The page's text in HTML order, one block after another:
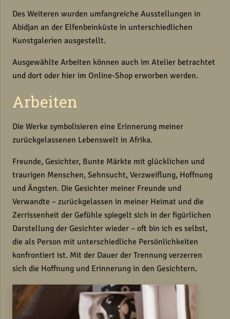
Des Weiteren wurden umfangreiche Ausstellungen in
Abidjan an der Elfenbeinküste in unterschiedlichen
Kunstgalerien ausgestellt.
Ausgewählte Arbeiten können auch im Atelier betrachtet
und dort oder hier im Online-Shop erworben werden.
Arbeiten
Die Werke symbolisieren eine Erinnerung meiner
zurückgelassenen Lebenswelt in Afrika.
Freunde, Gesichter, Bunte Märkte mit glücklichen und
traurigen Menschen, Sehnsucht, Verzweiflung, Hoffnung
und Ängsten. Die Gesichter meiner Freunde und
Verwandte – zurückgelassen in meiner Heimat und die
Zerrissenheit der Gefühle spiegelt sich in der figürlichen
Darstellung der Gesichter wieder – oft bin ich es selbst,
die als Person mit unterschiedliche Persönlichkeiten
konfrontiert ist. Mit der Dauer der Trennung verzerren
sich die Hoffnung und Erinnerung in den Gesichtern.